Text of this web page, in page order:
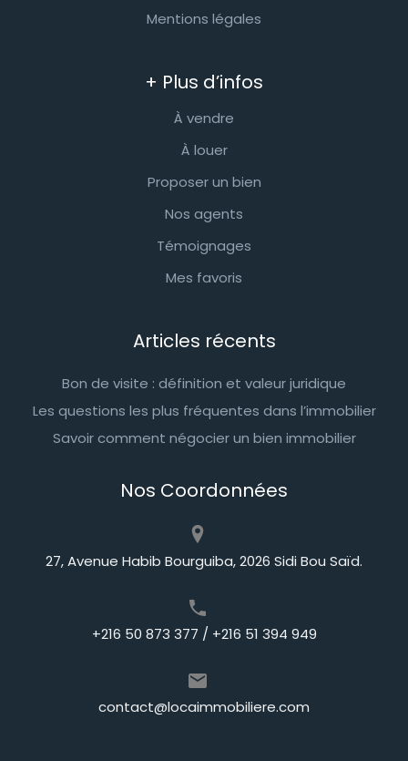
Mentions légales
+ Plus d’infos
À vendre
À louer
Proposer un bien
Nos agents
Témoignages
Mes favoris
Articles récents
Bon de visite : définition et valeur juridique
Les questions les plus fréquentes dans l’immobilier
Savoir comment négocier un bien immobilier
Nos Coordonnées
27, Avenue Habib Bourguiba, 2026 Sidi Bou Saïd.
+216 50 873 377 / +216 51 394 949
contact@locaimmobiliere.com